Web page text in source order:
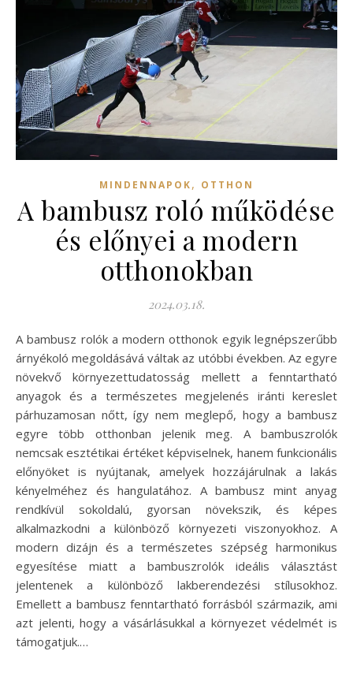
MINDENNAPOK, OTTHON
A bambusz roló működése
és előnyei a modern
otthonokban
2024.03.18.
A bambusz rolók a modern otthonok egyik legnépszerűbb
árnyékoló megoldásává váltak az utóbbi években. Az egyre
növekvő környezettudatosság mellett a fenntartható
anyagok és a természetes megjelenés iránti kereslet
párhuzamosan nőtt, így nem meglepő, hogy a bambusz
egyre több otthonban jelenik meg. A bambuszrolók
nemcsak esztétikai értéket képviselnek, hanem funkcionális
előnyöket is nyújtanak, amelyek hozzájárulnak a lakás
kényelméhez és hangulatához. A bambusz mint anyag
rendkívül sokoldalú, gyorsan növekszik, és képes
alkalmazkodni a különböző környezeti viszonyokhoz. A
modern dizájn és a természetes szépség harmonikus
egyesítése miatt a bambuszrolók ideális választást
jelentenek a különböző lakberendezési stílusokhoz.
Emellett a bambusz fenntartható forrásból származik, ami
azt jelenti, hogy a vásárlásukkal a környezet védelmét is
támogatjuk.…